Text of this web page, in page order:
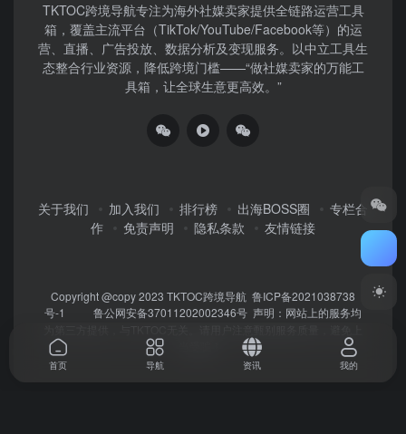
TKTOC跨境导航​专注为海外社媒卖家提供全链路运营工具
箱，覆盖主流平台（TikTok/YouTube/Facebook等）​的运
营、直播、广告投放、数据分析及变现服务。以中立工具生
态整合行业资源，降低跨境门槛——“做社媒卖家的万能工
具箱，让全球生意更高效。”
关于我们 加入我们 排行榜 出海BOSS圈
专栏合
作
免责声明 隐私条款 友情链接
Copyright @copy 2023 TKTOC跨境导航 鲁ICP备2021038738
号-1
鲁公网安备37011202002346号 声明：网站上的服务均
首页 导航 资讯 我的